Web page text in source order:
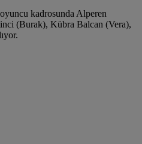
kadrosunda Alperen
(Burak), Kübra Balcan (Vera),